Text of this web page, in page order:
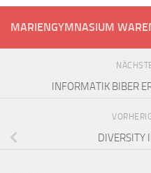
MARIENGYMNASIUM
INFORMATIK BIBER
DIVERSITY